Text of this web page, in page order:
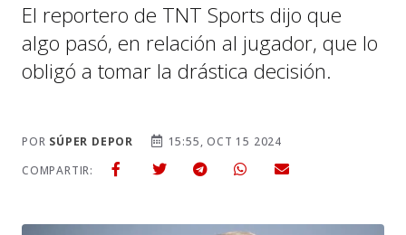
El reportero de TNT Sports dijo que
algo pasó, en relación al jugador, que lo
obligó a tomar la drástica decisión.
POR SÚPER DEPOR
15:55, OCT 15 2024
COMPARTIR: